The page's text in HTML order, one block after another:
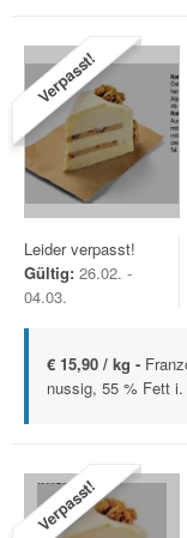
Verpasst!
Leider verpasst!
Gültig: 26.02. -
04.03.
€ 15,90 / kg -
nussig, 55 % Fett i.
Verpasst!